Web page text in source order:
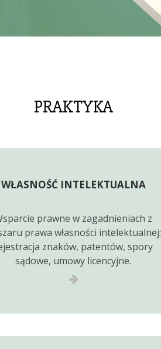
PRAKTYKA
WŁASNOŚĆ INTELEKTUALNA
prawne w zagadnieniach z
prawa własności intelektualnej:
znaków, patentów, spory
sądowe, umowy licencyjne.